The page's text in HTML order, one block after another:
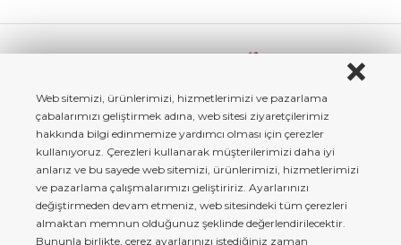
Web sitemizi, ürünlerimizi, hizmetlerimizi ve pazarlama
çabalarımızı geliştirmek adına, web sitesi ziyaretçilerimiz
hakkında bilgi edinmemize yardımcı olması için çerezler
kullanıyoruz. Çerezleri kullanarak müşterilerimizi daha iyi
anlarız ve bu sayede web sitemizi, ürünlerimizi, hizmetlerimizi
ve pazarlama çalışmalarımızı geliştiririz. Ayarlarınızı
değiştirmeden devam etmeniz, web sitesindeki tüm çerezleri
almaktan memnun olduğunuz şeklinde değerlendirilecektir.
Bununla birlikte, çerez ayarlarınızı istediğiniz zaman